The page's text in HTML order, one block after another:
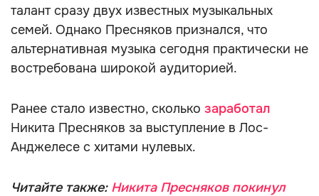
талант сразу двух известных музыкальных
семей. Однако Пресняков признался, что
альтернативная музыка сегодня практически не
востребована широкой аудиторией.
Ранее стало известно, сколько заработал
Никита Пресняков за выступление в Лос-
Анджелесе с хитами нулевых.
Читайте также: Никита Пресняков покинул